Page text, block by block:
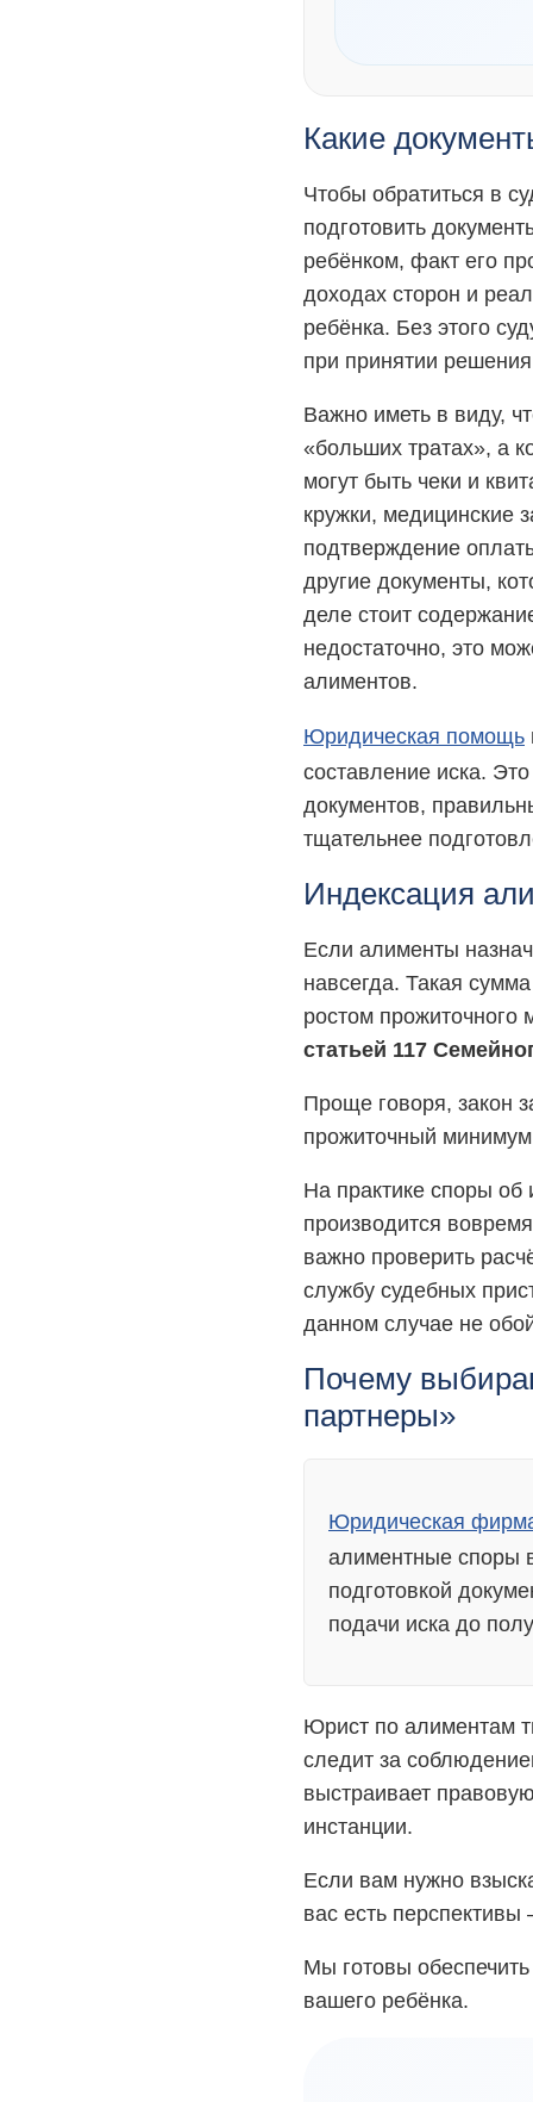
Какие
Чтобы обратиться в
подготовить
ребёнком, факт его
доходах сторон и
ребёнка. Без этого
при принятии
Важно иметь в виду,
«больших тратах», а
могут быть чеки и
кружки, медицинские
подтверждение
другие документы,
деле стоит
недостаточно, это
алиментов.
Юридическая помощь
составление иска.
документов,
тщательнее
Индексация
Если алименты
навсегда. Такая
ростом прожиточного
статьей 117
Проще говоря, закон
прожиточный
На практике споры об
производится
важно проверить
службу судебных
данном случае не
Почему
партнеры»
Юридическая
алиментные споры
подготовкой
подачи иска до
Юрист по алиментам
следит за
выстраивает
инстанции.
Если вам нужно
вас есть
Мы готовы
вашего ребёнка.